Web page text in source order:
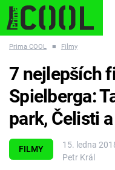
ESCAPE PLNEJ KOTEL
Témata
Prima COOL ■ Filmy
FILMY
15. ledna
Petr Král
7 nejlepších
Spielberga:
park, Čelisti